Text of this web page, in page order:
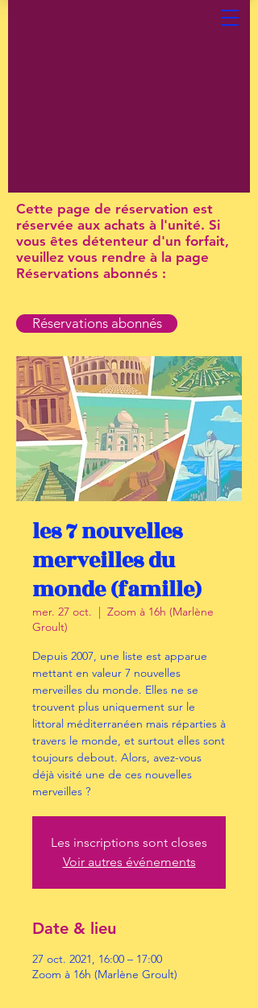
Cette page de réservation est
réservée aux achats à l'unité. Si
vous êtes détenteur d'un forfait,
veuillez vous rendre à la page
Réservations abonnés :
Réservations abonnés
les 7 nouvelles
merveilles du
monde (famille)
mer. 27 oct.
  |
Zoom à 16h (Marlène
Groult)
Depuis 2007, une liste est apparue
mettant en valeur 7 nouvelles
merveilles du monde. Elles ne se
trouvent plus uniquement sur le
littoral méditerranéen mais réparties à
travers le monde, et surtout elles sont
toujours debout. Alors, avez-vous
déjà visité une de ces nouvelles
merveilles ?
Les inscriptions sont closes
Voir autres événements
Date & lieu
27 oct. 2021, 16:00 – 17:00
Zoom à 16h (Marlène Groult)